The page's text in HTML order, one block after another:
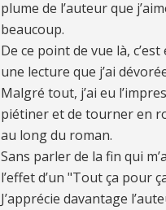
plume de l’auteur que
beaucoup.
De ce point de vue là, c’est
une lecture que j’ai
Malgré tout, j’ai eu
piétiner et de tourner en
au long du roman.
Sans parler de la fin qui
l’effet d’un "Tout ça pour
J’apprécie davantage